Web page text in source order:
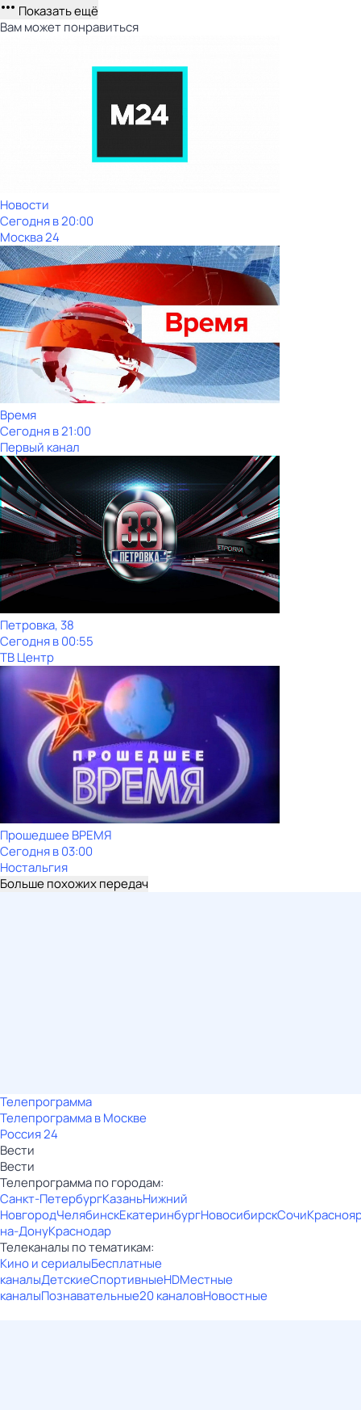
Показать ещё
Вам может понравиться
Новости
Сегодня в 20:00
Москва 24
Время
Сегодня в 21:00
Первый канал
Петровка, 38
Сегодня в 00:55
ТВ Центр
Прошедшее ВРЕМЯ
Сегодня в 03:00
Ностальгия
Больше похожих передач
Телепрограмма
Телепрограмма в Москве
Россия 24
Вести
Вести
Телепрограмма по городам:
Санкт-ПетербургКазаньНижний
НовгородЧелябинскЕкатеринбургНовосибирскСочи
на-ДонуКраснодар
Телеканалы по тематикам:
Кино и сериалыБесплатные
каналыДетскиеСпортивныеHDМестные
каналыПознавательные20 каналовНовостные